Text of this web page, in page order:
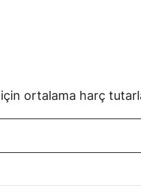
için ortalama harç